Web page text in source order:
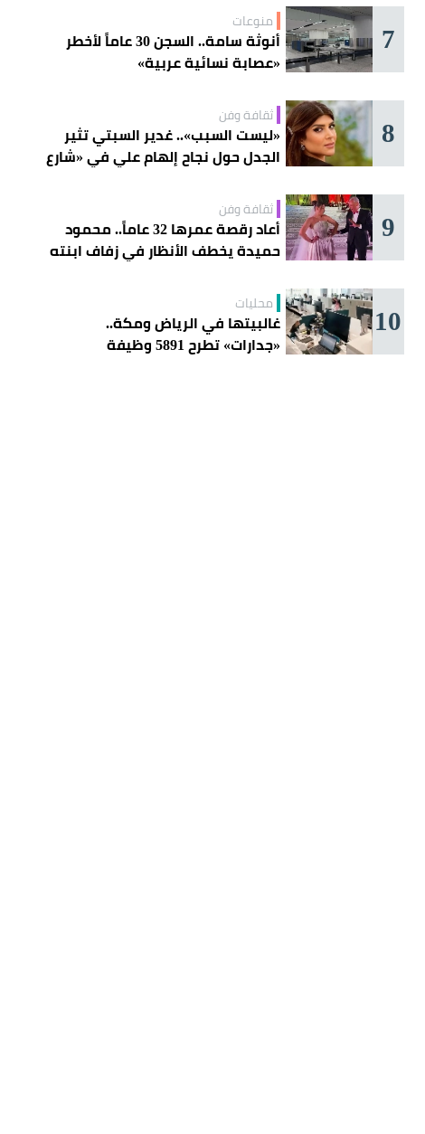
7 منوعات
أنوثة سامة.. السجن 30 عاماً لأخطر
«عصابة نسائية عربية»
8 ثقافة وفن
«ليست السبب».. غدير السبتي تثير
الجدل حول نجاح إلهام علي في «شارع
9 ثقافة وفن
أعاد رقصة عمرها 32 عاماً.. محمود
حميدة يخطف الأنظار في زفاف ابنته
10 محليات
غالبيتها في الرياض ومكة..
«جدارات» تطرح 5891 وظيفة